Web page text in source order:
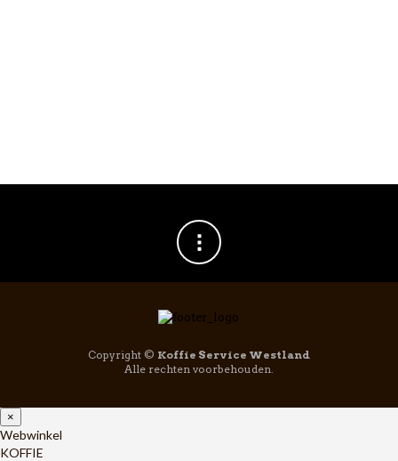
Copyright © Koffie Service Westland
Alle rechten voorbehouden.
×
Webwinkel
KOFFIE